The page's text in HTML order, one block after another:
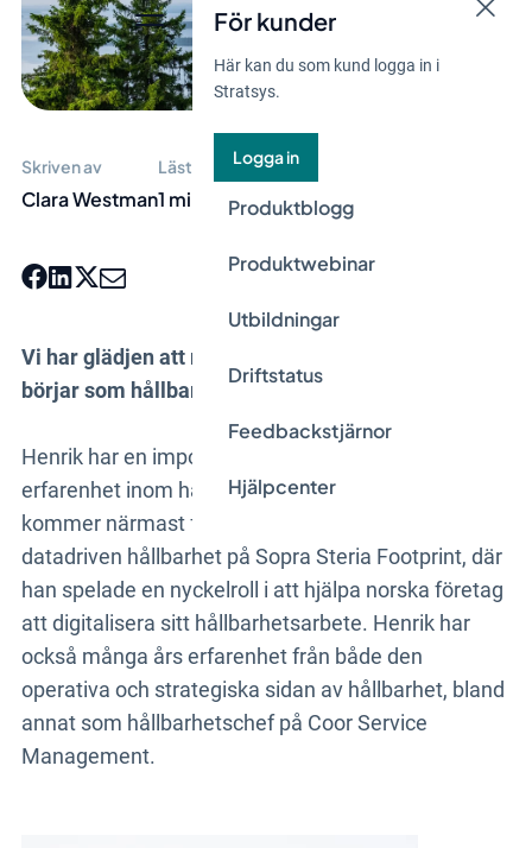
För kunder
Här kan du som kund logga in i
Stratsys.
Logga in
Produktblogg
Produktwebinar
Utbildningar
Driftstatus
Feedbackstjärnor
Hjälpcenter
Skriven av
Clara Westman
Lästid
1 min
Vi har glädjen att meddela att Henrik Fonahn
börjar som hållbarhetsexpert på vårt kontor i Oslo.
Henrik har en imponerande bakgrund med lång
erfarenhet inom hållbarhet och digitalisering. Han
kommer närmast från tjänsten som chef för
datadriven hållbarhet på Sopra Steria Footprint, där
han spelade en nyckelroll i att hjälpa norska företag
att digitalisera sitt hållbarhetsarbete. Henrik har
också många års erfarenhet från både den
operativa och strategiska sidan av hållbarhet, bland
annat som hållbarhetschef på Coor Service
Management.